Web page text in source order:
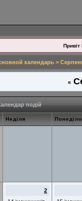
Привіт
календарь >
«
подій
Неділя
2